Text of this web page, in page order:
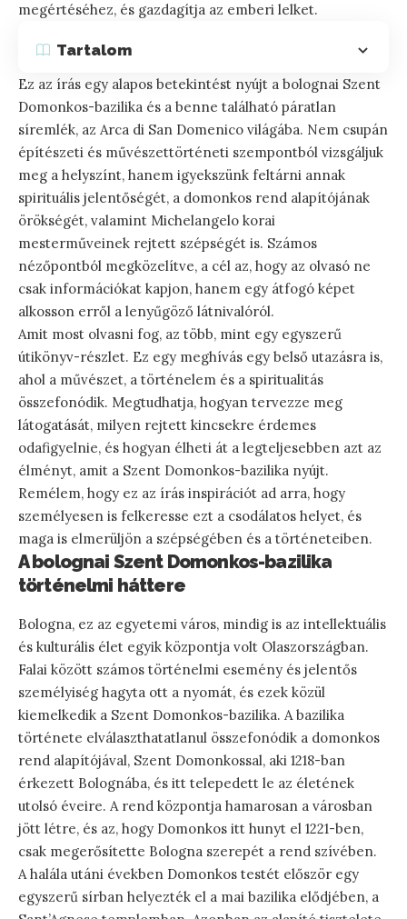
megértéséhez, és gazdagítja az emberi lelket.
Tartalom
Ez az írás egy alapos betekintést nyújt a bolognai Szent
Domonkos-bazilika és a benne található páratlan
síremlék, az Arca di San Domenico világába. Nem csupán
építészeti és művészettörténeti szempontból vizsgáljuk
meg a helyszínt, hanem igyekszünk feltárni annak
spirituális jelentőségét, a domonkos rend alapítójának
örökségét, valamint Michelangelo korai
mesterműveinek rejtett szépségét is. Számos
nézőpontból megközelítve, a cél az, hogy az olvasó ne
csak információkat kapjon, hanem egy átfogó képet
alkosson erről a lenyűgöző látnivalóról.
Amit most olvasni fog, az több, mint egy egyszerű
útikönyv-részlet. Ez egy meghívás egy belső utazásra is,
ahol a művészet, a történelem és a spiritualitás
összefonódik. Megtudhatja, hogyan tervezze meg
látogatását, milyen rejtett kincsekre érdemes
odafigyelnie, és hogyan élheti át a legteljesebben azt az
élményt, amit a Szent Domonkos-bazilika nyújt.
Remélem, hogy ez az írás inspirációt ad arra, hogy
személyesen is felkeresse ezt a csodálatos helyet, és
maga is elmerüljön a szépségében és a történeteiben.
A bolognai Szent Domonkos-bazilika
történelmi háttere
Bologna, ez az egyetemi város, mindig is az intellektuális
és kulturális élet egyik központja volt Olaszországban.
Falai között számos történelmi esemény és jelentős
személyiség hagyta ott a nyomát, és ezek közül
kiemelkedik a Szent Domonkos-bazilika. A bazilika
története elválaszthatatlanul összefonódik a domonkos
rend alapítójával, Szent Domonkossal, aki 1218-ban
érkezett Bolognába, és itt telepedett le az életének
utolsó éveire. A rend központja hamarosan a városban
jött létre, és az, hogy Domonkos itt hunyt el 1221-ben,
csak megerősítette Bologna szerepét a rend szívében.
A halála utáni években Domonkos testét először egy
egyszerű sírban helyezték el a mai bazilika elődjében, a